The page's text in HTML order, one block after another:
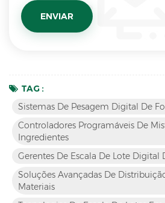
TAG :
Sistemas De Pesagem Digital De
Controladores Programáveis ​​de
Ingredientes
Gerentes De Escala De Lote Digital
Soluções Avançadas De
Materiais